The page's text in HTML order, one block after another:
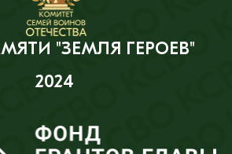
"ЗЕМЛЯ ГЕРОЕВ"
2024